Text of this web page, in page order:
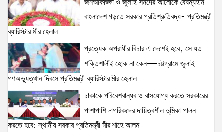
নেতৃত্ব ও বাংলাদেশের স্থিতিশীলতায় দৃঢ় আত্মবিশ্বাস
যুক্তরাষ্ট্রের: মাহ্দী আমিন
15 views
ঢাকাকে পরিবেশবান্ধব ও বাসযোগ্য করতে সরকারের পাশাপাশি
নাগরিকদের দায়িত্বশীল ভূমিকা পালন করতে হবে: স্থানীয় সরকার
প্রতিমন্ত্রী মীর শাহে আলম
15 views| posted on August 3, 2026
ঢাকা-১৮ আসনের দলিপাড়া- আহালিয়া সংযোগ সড়ক-
দখলমুক্ত রাস্তা চাই!
14 views|posted on August 6, 2026
জনআকাঙ্ক্ষা ও জুলাই সনদের আলোকে বৈষম্যহীন
বাংলাদেশ গড়তে সরকার প্রতিশ্রুতিবদ্ধ- প্রতিমন্ত্রী
ব্যারিস্টার মীর হেলাল
প্রত্যেক অপরাধীর বিচার এ দেশেই হবে, সে যত
শক্তিশালীই হোক না কেন—চট্টগ্রামে জুলাই
গণঅভ্যুত্থান দিবসে প্রতিমন্ত্রী ব্যারিস্টার মীর হেলাল
ঢাকাকে পরিবেশবান্ধব ও বাসযোগ্য করতে সরকারের
পাশাপাশি নাগরিকদের দায়িত্বশীল ভূমিকা পালন
করতে হবে: স্থানীয় সরকার প্রতিমন্ত্রী মীর শাহে আলম